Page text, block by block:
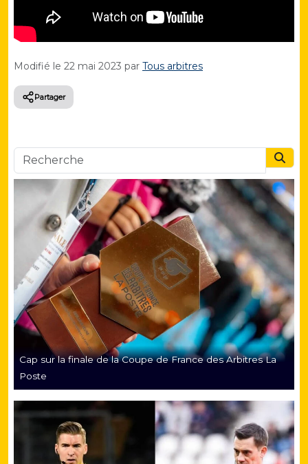
Modifié le 22 mai 2023 par Tous arbitres
Partager
Cap sur la finale de la Coupe de France des Arbitres La
Poste